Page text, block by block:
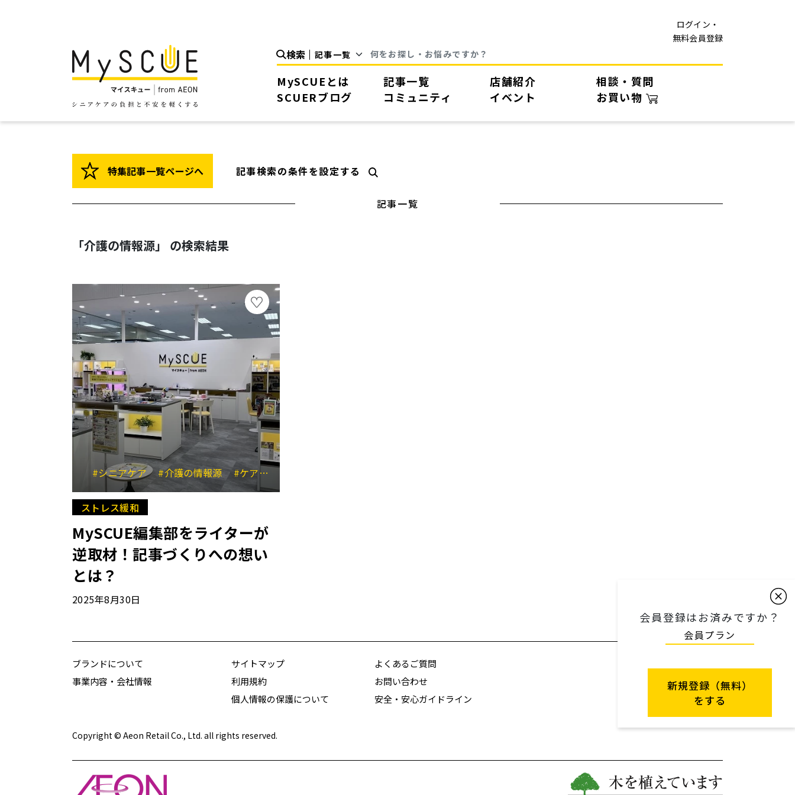
ログイン・
無料会員登録
検索
MySCUEとは 記事一覧 店舗紹介
相談・質問
SCUERブログ
コミュニティ イベント お買い物
特集記事一覧ページへ 記事検索の条件を設定する
記事一覧
「介護の情報源」 の検索結果
#シニアケア #介護の情報源 #ケアラー
ストレス緩和
MySCUE編集部をライターが
逆取材！記事づくりへの想い
とは？
2025年8月30日
会員登録はお済みですか？
会員プラン
新規登録（無料）
をする
ブランドについて
事業内容・会社情報
サイトマップ
利用規約
個人情報の保護について
よくあるご質問
お問い合わせ
安全・安心ガイドライン
Copyright © Aeon Retail Co., Ltd. all rights reserved.